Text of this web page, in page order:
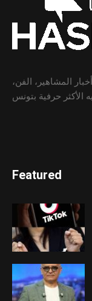
المشاهير، الفن،
الأكثر حرفية بتونس
Featured